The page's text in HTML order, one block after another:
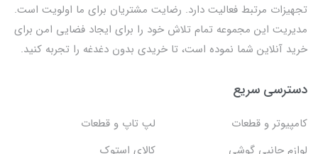
تجهیزات مرتبط فعالیت دارد. رضایت مشتریان برای ما اولویت است.
مدیریت این مجموعه تمام تلاش خود را برای ایجاد فضایی امن برای
خرید آنلاین شما نموده است، تا خریدی بدون دغدغه را تجربه کنید.
دسترسی سریع
کامپیوتر و قطعات
لپ تاپ و قطعات
لوازم جانبی گوشی
کالای استوک